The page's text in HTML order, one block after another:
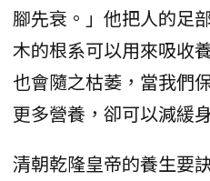
腳先衰。」他把人的足
木的根系可以用來吸收
也會隨之枯萎，當我們
更多營養，卻可以減緩
清朝乾隆皇帝的養生要